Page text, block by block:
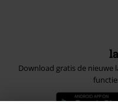
Download gratis de nieuwe